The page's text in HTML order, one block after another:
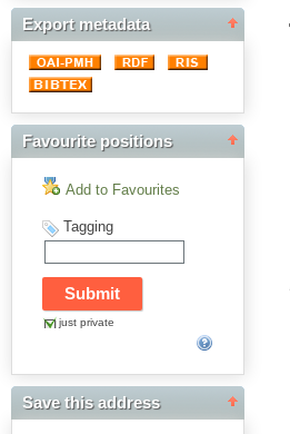
Export metadata
Favourite positions
Add to Favourites
Tagging
just private
Save this address